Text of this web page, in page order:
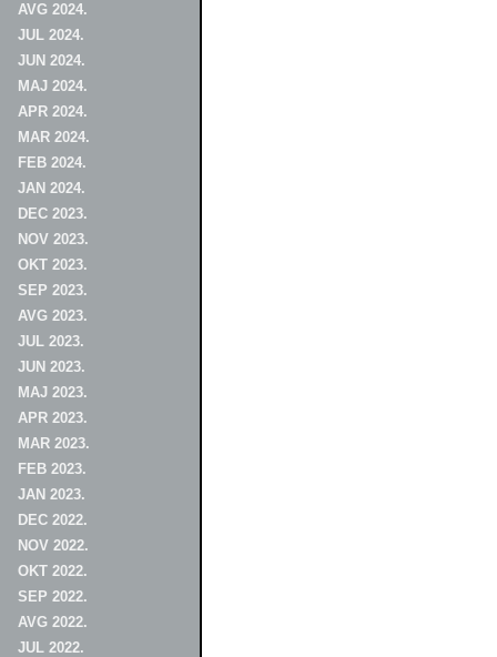
AVG 2024.
JUL 2024.
JUN 2024.
MAJ 2024.
APR 2024.
MAR 2024.
FEB 2024.
JAN 2024.
DEC 2023.
NOV 2023.
OKT 2023.
SEP 2023.
AVG 2023.
JUL 2023.
JUN 2023.
MAJ 2023.
APR 2023.
MAR 2023.
FEB 2023.
JAN 2023.
DEC 2022.
NOV 2022.
OKT 2022.
SEP 2022.
AVG 2022.
JUL 2022.